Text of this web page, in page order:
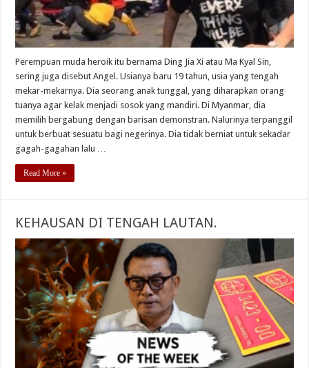
Perempuan muda heroik itu bernama Ding Jia Xi atau Ma Kyal Sin,
sering juga disebut Angel. Usianya baru 19 tahun, usia yang tengah
mekar-mekarnya. Dia seorang anak tunggal, yang diharapkan orang
tuanya agar kelak menjadi sosok yang mandiri. Di Myanmar, dia
memilih bergabung dengan barisan demonstran. Nalurinya terpanggil
untuk berbuat sesuatu bagi negerinya. Dia tidak berniat untuk sekadar
gagah-gagahan lalu …
Read More »
KEHAUSAN DI TENGAH LAUTAN.